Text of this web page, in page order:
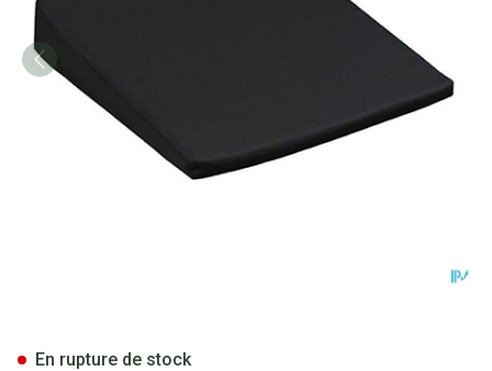
En rupture de stock